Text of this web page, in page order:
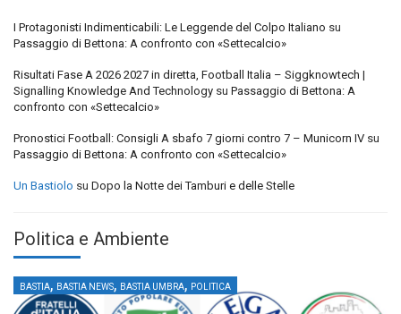
I Protagonisti Indimenticabili: Le Leggende del Colpo Italiano su
Passaggio di Bettona: A confronto con «Settecalcio»
Risultati Fase A 2026 2027 in diretta, Football Italia – Siggknowtech |
Signalling Knowledge And Technology su Passaggio di Bettona: A
confronto con «Settecalcio»
Pronostici Football: Consigli A sbafo 7 giorni contro 7 – Municorn IV su
Passaggio di Bettona: A confronto con «Settecalcio»
Un Bastiolo su Dopo la Notte dei Tamburi e delle Stelle
Politica e Ambiente
BASTIA, BASTIA NEWS, BASTIA UMBRA, POLITICA